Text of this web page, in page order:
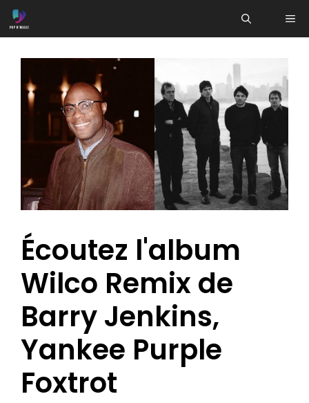
Aller
au
Écoutez l'album
Wilco Remix de
Barry Jenkins,
Yankee Purple
Foxtrot